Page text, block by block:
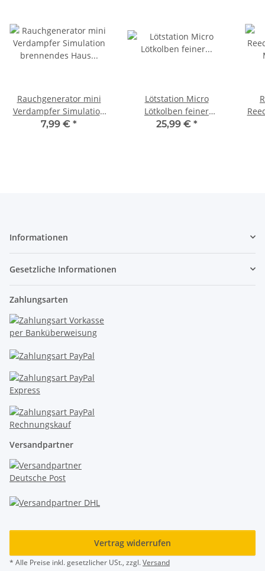
Rauchgenerator mini
Verdampfer Simulation
brennendes Haus Rauch
7,99 € *
Lötstation Micro
Lötkolben feiner
Lötspitze regelbar 100-
25,99 € *
Informationen
Gesetzliche Informationen
Zahlungsarten
Versandpartner
Vertrag widerrufen
* Alle Preise inkl. gesetzlicher USt., zzgl.Versand